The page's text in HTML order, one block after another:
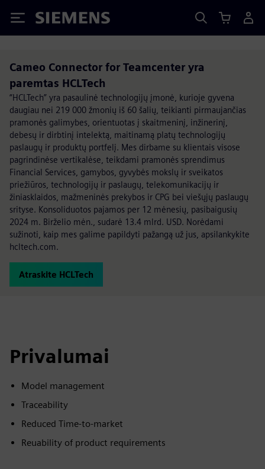
Siemens
Cameo Connector for Teamcenter yra
paremtas HCLTech
“HCLTech” yra pasaulinė technologijų įmonė, kurioje gyvena
daugiau nei 219 000 žmonių iš 60 šalių, teikianti pirmaujančias
pramonės galimybes, orientuotas į skaitmeninį, inžinerinį,
debesų ir dirbtinį intelektą, maitinamą platų technologijų
paslaugų ir produktų portfelį. Mes dirbame su klientais visose
pagrindinėse vertikalėse, teikdami pramonės sprendimus
Financial Services, gamybos, gyvybės mokslų ir sveikatos
priežiūros, technologijų ir paslaugų, telekomunikacijų ir
žiniasklaidos, mažmeninės prekybos ir CPG bei viešųjų paslaugų
srityse. Konsoliduotos pajamos per 12 mėnesių, pasibaigusių
2024 m. Birželio mėn., sudarė 13.4 mlrd. USD. Norėdami
sužinoti, kaip mes galime papildyti pažangą už jus, apsilankykite
hcltech.com.
Atraskite HCLTech
Privalumai
Model management
Traceability
Reduced Time-to-market
Reuability of product requirements